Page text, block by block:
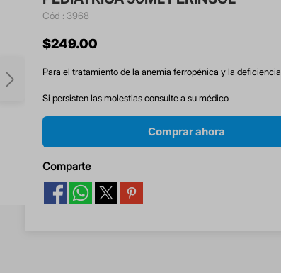
: 3968
$249.00
Para el tratamiento de la anemia ferropénica y la
Si persisten las molestias consulte a su médico
Comprar ahora
Comparte